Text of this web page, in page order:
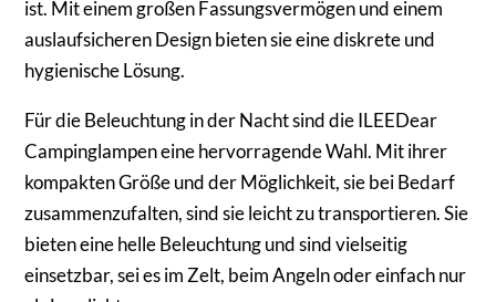
ist. Mit einem großen Fassungsvermögen und einem
auslaufsicheren Design bieten sie eine diskrete und
hygienische Lösung.
Für die Beleuchtung in der Nacht sind die ILEEDear
Campinglampen eine hervorragende Wahl. Mit ihrer
kompakten Größe und der Möglichkeit, sie bei Bedarf
zusammenzufalten, sind sie leicht zu transportieren. Sie
bieten eine helle Beleuchtung und sind vielseitig
einsetzbar, sei es im Zelt, beim Angeln oder einfach nur